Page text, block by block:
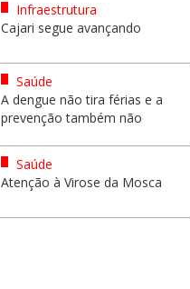
Infraestrutura
Cajari segue avançando
Saúde
A dengue não tira férias e a
prevenção também não
Saúde
Atenção à Virose da Mosca